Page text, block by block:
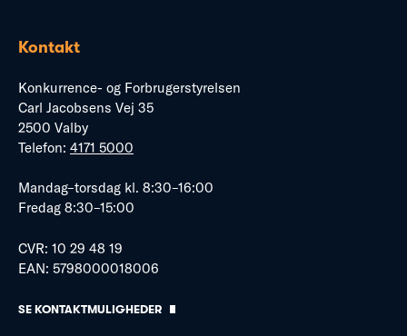
Kontakt
Konkurrence- og Forbrugerstyrelsen
Carl Jacobsens Vej 35
2500 Valby
Telefon: 4171 5000
Mandag–torsdag kl. 8:30–16:00
Fredag 8:30–15:00
CVR: 10 29 48 19
EAN: 5798000018006
SE KONTAKTMULIGHEDER